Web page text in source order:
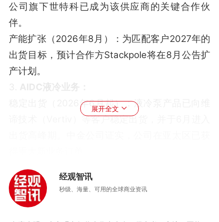
公司旗下世特科已成为该供应商的关键合作伙
伴。
产能扩张（2026年8月）：为匹配客户2027年的
出货目标，预计合作方Stackpole将在8月公告扩
产计划 。
稳定出货（2026年6月起）：液冷泵产品已向维
谛技术（Vertiv）等客户稳定出货，并于6月进入
机构观点：
业绩贡献起点：国泰海通证券在6月1日的研报中
指出，多项工商用新产品预计将在
展开全文
经观智讯
秒级、海量、可用的全球商业资讯